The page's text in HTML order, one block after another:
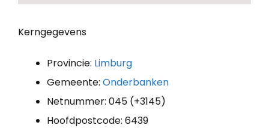
Kerngegevens
Provincie: Limburg
Gemeente: Onderbanken
Netnummer: 045 (+3145)
Hoofdpostcode: 6439